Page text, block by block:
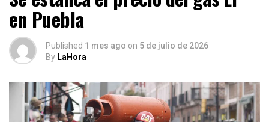
en Puebla
Published 1 mes ago on 5 de julio de 2026
By LaHora